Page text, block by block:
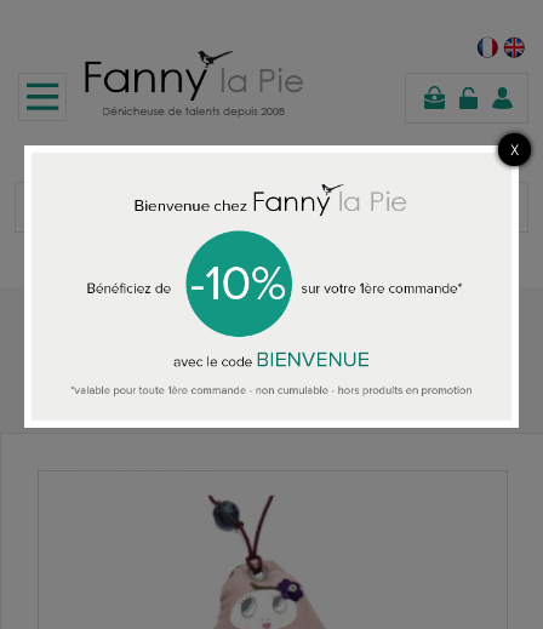
panier
Accueil
TOUS LES COLLIERS
Georges & Rosalie Collier poupée vieux rose perle verte